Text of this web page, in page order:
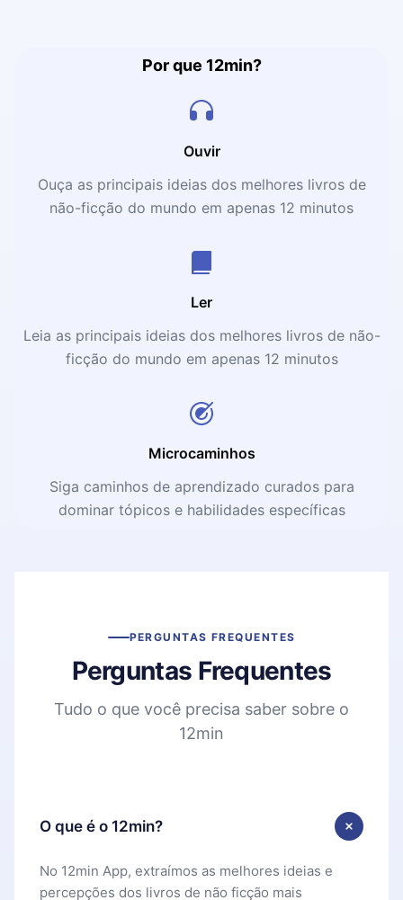
Por que 12min?
Ouvir
Ouça as principais ideias dos melhores livros de
não-ficção do mundo em apenas 12 minutos
Ler
Leia as principais ideias dos melhores livros de não-
ficção do mundo em apenas 12 minutos
Microcaminhos
Siga caminhos de aprendizado curados para
dominar tópicos e habilidades específicas
PERGUNTAS FREQUENTES
Perguntas Frequentes
Tudo o que você precisa saber sobre o
12min
O que é o 12min?
No 12min App, extraímos as melhores ideias e
percepções dos livros de não ficção mais